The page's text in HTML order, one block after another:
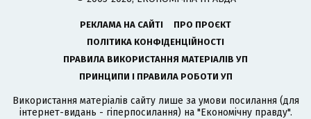
РЕКЛАМА НА САЙТІ
ПРО ПРОЄКТ
ПОЛІТИКА КОНФІДЕНЦІЙНОСТІ
ПРАВИЛА ВИКОРИСТАННЯ МАТЕРІАЛІВ УП
ПРИНЦИПИ І ПРАВИЛА РОБОТИ УП
Використання матеріалів сайту лише за умови посилання (для
інтернет-видань - гіперпосилання) на "Економічну правду".